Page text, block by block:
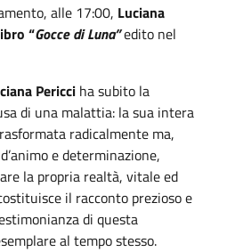
alle 17:00, Luciana
“Gocce di Luna”edito nel
Pericci ha subito la
di una malattia: la sua intera
radicalmente ma,
e determinazione,
la propria realtà, vitale ed
il racconto prezioso e
di questa
al tempo stesso.